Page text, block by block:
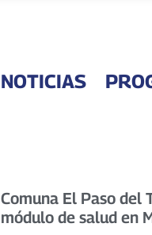
NOTICIAS
Comuna El Paso del
módulo de salud en